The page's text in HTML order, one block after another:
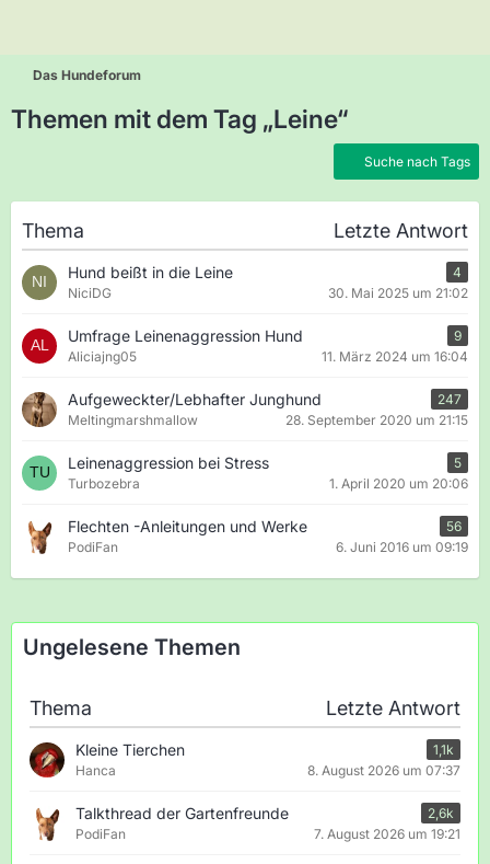
Das Hundeforum
Themen mit dem Tag „Leine“
Suche nach Tags
Thema Letzte Antwort
Hund beißt in die Leine
4
NiciDG
30. Mai 2025 um 21:02
Umfrage Leinenaggression Hund
9
Aliciajng05
11. März 2024 um 16:04
Aufgeweckter/Lebhafter Junghund
247
Meltingmarshmallow
28. September 2020 um 21:15
Leinenaggression bei Stress
5
Turbozebra
1. April 2020 um 20:06
Flechten -Anleitungen und Werke
56
PodiFan
6. Juni 2016 um 09:19
Ungelesene Themen
Thema Letzte Antwort
Kleine Tierchen
1,1k
Hanca
8. August 2026 um 07:37
Talkthread der Gartenfreunde
2,6k
PodiFan
7. August 2026 um 19:21